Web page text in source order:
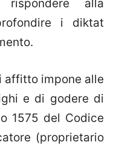
alla
i diktat
affitto impone alle
e di godere di
1575 del Codice
(proprietario